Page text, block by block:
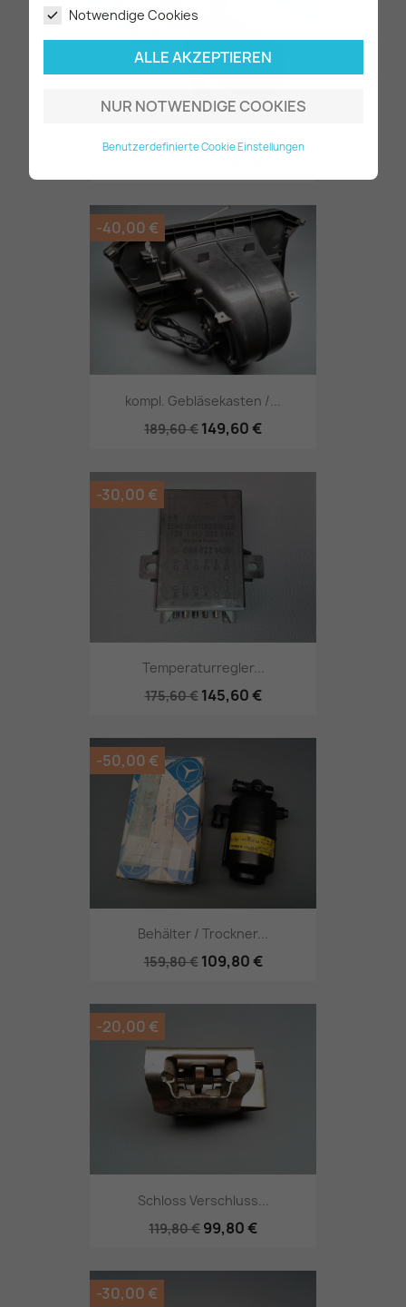
Notwendige Cookies
ALLE AKZEPTIEREN
NUR NOTWENDIGE COOKIES
Benutzerdefinierte Cookie Einstellungen
kompl. Gebläsekasten /...
189,60 € 149,60 €
-40,00 €
Temperaturregler...
175,60 € 145,60 €
-30,00 €
Behälter / Trockner...
159,80 € 109,80 €
-50,00 €
Schloss Verschluss...
119,80 € 99,80 €
-20,00 €
-30,00 €